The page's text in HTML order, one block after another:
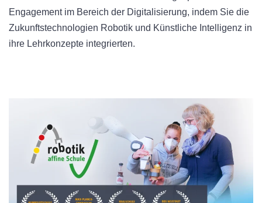
Engagement im Bereich der Digitalisierung, indem Sie die
Zukunftstechnologien Robotik und Künstliche Intelligenz in
ihre Lehrkonzepte integrierten.